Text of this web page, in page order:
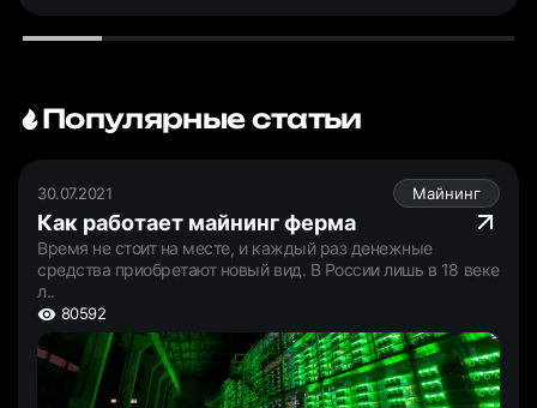
Популярные статьи
30.07.2021 Майнинг
Как работает майнинг ферма
Время не стоит на месте, и каждый раз денежные
средства приобретают новый вид. В России лишь в 18 веке
л..
80592